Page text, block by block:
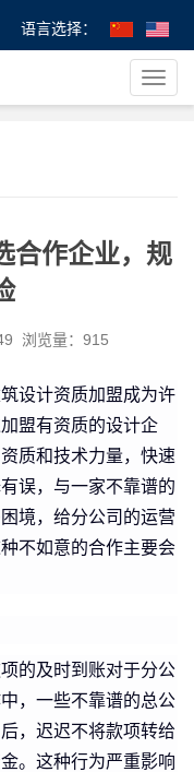
语言选择：
导
航
计资质加盟：慎选合作企
合作企业，规
浏览量：915
设计资质加盟成为许
盟有资质的设计企
质和技术力量，快速
误，与一家不靠谱的
境，给分公司的运营
不如意的合作主要会
的及时到账对于分公
，一些不靠谱的总公
，迟迟不将款项转给
。这种行为严重影响